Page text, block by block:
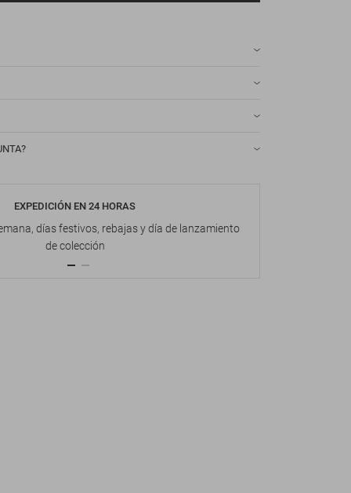
EXPEDICIÓN EN 24 HORAS
días festivos, rebajas y día de lanzamiento
de colección